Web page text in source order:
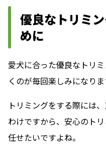
優良なトリミ
めに
愛犬に合った優良なトリ
くのが毎回楽しみになりま
トリミングをする際には
わけですから、安心のト
任せたいですよね。